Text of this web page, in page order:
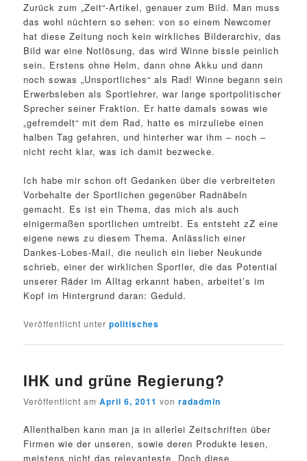
Zurück zum „Zeit“-Artikel, genauer zum Bild. Man muss
das wohl nüchtern so sehen: von so einem Newcomer
hat diese Zeitung noch kein wirkliches Bilderarchiv, das
Bild war eine Notlösung, das wird Winne bissle peinlich
sein. Erstens ohne Helm, dann ohne Akku und dann
noch sowas „Unsportliches“ als Rad! Winne begann sein
Erwerbsleben als Sportlehrer, war lange sportpolitischer
Sprecher seiner Fraktion. Er hatte damals sowas wie
„gefremdelt“ mit dem Rad, hatte es mirzuliebe einen
halben Tag gefahren, und hinterher war ihm – noch –
nicht recht klar, was ich damit bezwecke.
Ich habe mir schon oft Gedanken über die verbreiteten
Vorbehalte der Sportlichen gegenüber Radnäbeln
gemacht. Es ist ein Thema, das mich als auch
einigermaßen sportlichen umtreibt. Es entsteht zZ eine
eigene news zu diesem Thema. Anlässlich einer
Dankes-Lobes-Mail, die neulich ein lieber Neukunde
schrieb, einer der wirklichen Sportler, die das Potential
unserer Räder im Alltag erkannt haben, arbeitet’s im
Kopf im Hintergrund daran: Geduld.
Veröffentlicht unter politisches
IHK und grüne Regierung?
Veröffentlicht amApril 6, 2011 vonradadmin
Allenthalben kann man ja in allerlei Zeitschriften über
Firmen wie der unseren, sowie deren Produkte lesen,
meistens nicht das relevanteste. Doch diese